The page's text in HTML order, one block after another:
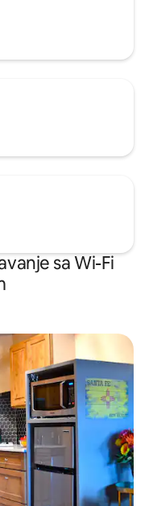
sa Wi-Fi